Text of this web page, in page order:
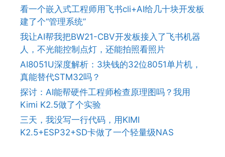
看一个嵌入式工程师用飞书cli+AI给几十块开发板
建了个“管理系统”
我让AI帮我把BW21-CBV开发板接入了飞书机器
人，不光能控制点灯，还能拍照看照片
AI8051U深度解析：3块钱的32位8051单片机，
真能替代STM32吗？
探讨：AI能帮硬件工程师检查原理图吗？我用
Kimi K2.5做了个实验
三天，我没写一行代码，用KIMI
K2.5+ESP32+SD卡做了一个轻量级NAS